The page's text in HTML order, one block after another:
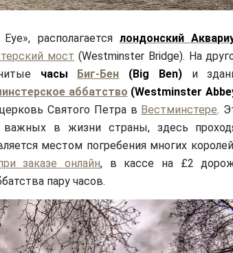
располагается лондонский
мост (Westminster Bridge). На
часы Биг-Бен (Big Ben)и
аббатство (Westminster
Святого Петра в Вестминстере.
в жизни страны, здесь
местом погребения многих
заказе онлайн, в кассе на £2
пару часов.